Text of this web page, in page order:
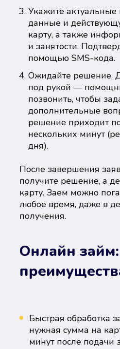
Укажите актуальные
данные и
карту, а также
и занятости.
помощью SMS-кода.
Ожидайте решение.
под рукой —
позвонить, чтобы
дополнительные
решение приходит
нескольких минут
дня).
После завершения
получите решение, а
карту. Заем можно
любое время, даже в
получения.
Онлайн займ:
Быстрая обработка
нужная сумма на
минут после подачи